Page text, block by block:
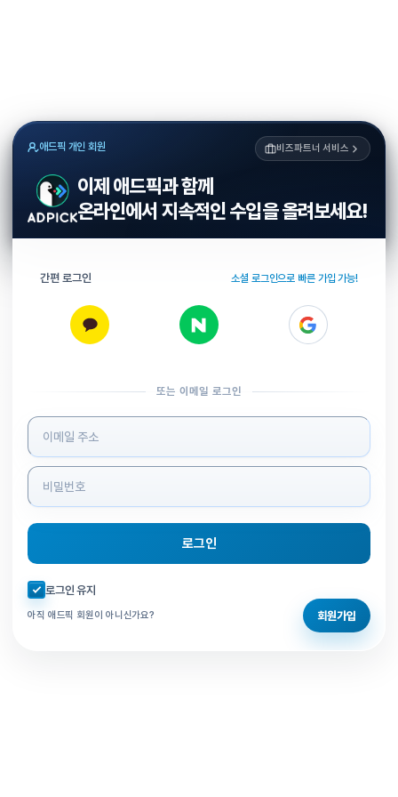
애드픽 개인 회원 비즈파트너 서비스
이제 애드픽과 함께
온라인에서 지속적인 수입을 올려보세요!
간편 로그인 소셜 로그인으로 빠른 가입 가능!
또는 이메일 로그인
로그인 정보 입력
로그인
자동로그인 체크
로그인 유지
아직 애드픽 회원이 아니신가요? 회원가입